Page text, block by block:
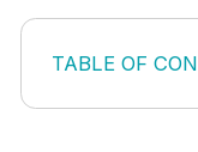
TABLE OF
Verstehen,